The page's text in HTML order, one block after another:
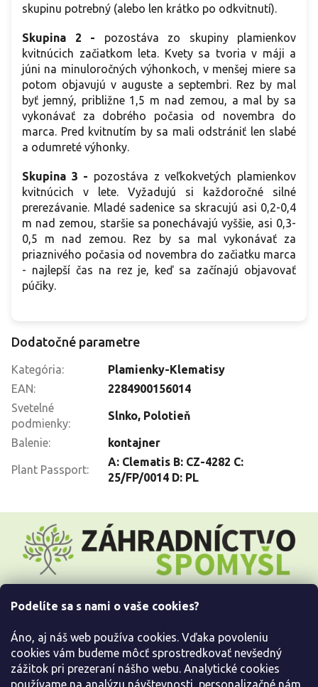
Podelíte sa s nami o vaše cookies?
Áno, aj náš web používa cookies. Vďaka povoleniu
cookies vám budeme môcť sprostredkovať nevšedný
zážitok pri prezeraní nášho webu. Analytické cookies
používame na analýzu návštevnosti, personalizačné nám
skupinu potrebný (alebo len krátko po odkvitnutí).
Skupina 2 - pozostáva zo skupiny plamienkov
kvitnúcich začiatkom leta. Kvety sa tvoria v máji a
júni na minuloročných výhonkoch, v menšej miere sa
potom objavujú v auguste a septembri. Rez by mal
byť jemný, približne 1,5 m nad zemou, a mal by sa
vykonávať za dobrého počasia od novembra do
marca. Pred kvitnutím by sa mali odstrániť len slabé
a odumreté výhonky.
Skupina 3 - pozostáva z veľkokvetých plamienkov
kvitnúcich v lete. Vyžadujú si každoročné silné
prerezávanie. Mladé sadenice sa skracujú asi 0,2-0,4
m nad zemou, staršie sa ponechávajú vyššie, asi 0,3-
0,5 m nad zemou. Rez by sa mal vykonávať za
priaznivého počasia od novembra do začiatku marca
- najlepší čas na rez je, keď sa začínajú objavovať
púčiky.
Dodatočné parametre
Kategória:
Plamienky-Klematisy
EAN:
2284900156014
Svetelné
podmienky:
Slnko, Polotieň
Balenie: kontajner
Plant Passport:
A: Clematis B: CZ-4282 C:
25/FP/0014 D: PL
t
Informácie pre Vás